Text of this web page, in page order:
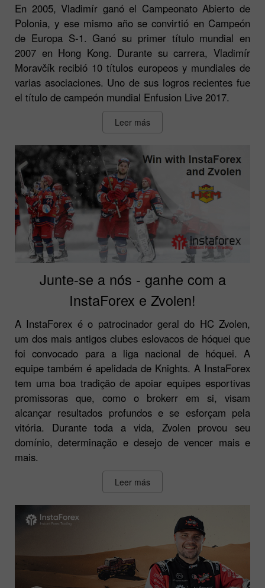
En 2005, Vladimír ganó el Campeonato Abierto de
Polonia, y ese mismo año se convirtió en Campeón
de Europa S-1. Ganó su primer título mundial en
2007 en Hong Kong. Durante su carrera, Vladimír
Moravčík recibió 10 títulos europeos y mundiales de
varias asociaciones. Uno de sus logros recientes fue
el título de campeón mundial Enfusion Live 2017.
Leer más
Junte-se a nós - ganhe com a
InstaForex e Zvolen!
A InstaForex é o patrocinador geral do HC Zvolen,
um dos mais antigos clubes eslovacos de hóquei que
foi convocado para a liga nacional de hóquei. A
equipe também é apelidada de Knights. A InstaForex
tem uma boa tradição de apoiar equipes esportivas
promissoras que, como o brokerr em si, visam
alcançar resultados profundos e se esforçam pela
vitória. Durante toda a vida, Zvolen provou seu
domínio, determinação e desejo de vencer mais e
mais.
Leer más